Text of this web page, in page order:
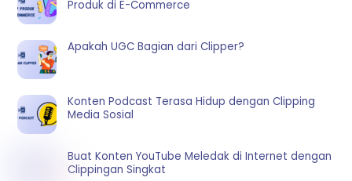
Produk di E-Commerce
Apakah UGC Bagian dari Clipper?
Konten Podcast Terasa Hidup dengan Clipping
Media Sosial
Buat Konten YouTube Meledak di Internet dengan
Clippingan Singkat